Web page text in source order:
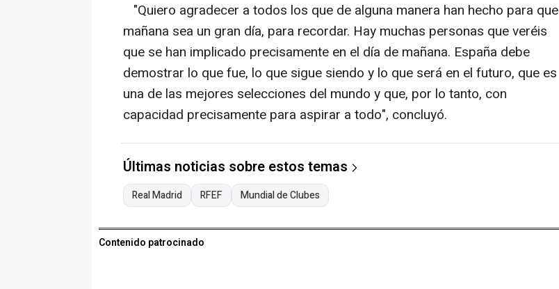
"Quiero agradecer a todos los que de alguna manera han hecho para que
mañana sea un gran día, para recordar. Hay muchas personas que veréis
que se han implicado precisamente en el día de mañana. España debe
demostrar lo que fue, lo que sigue siendo y lo que será en el futuro, que es
una de las mejores selecciones del mundo y que, por lo tanto, con
capacidad precisamente para aspirar a todo", concluyó.
Últimas noticias sobre estos temas
Real Madrid RFEF Mundial de Clubes
Contenido patrocinado